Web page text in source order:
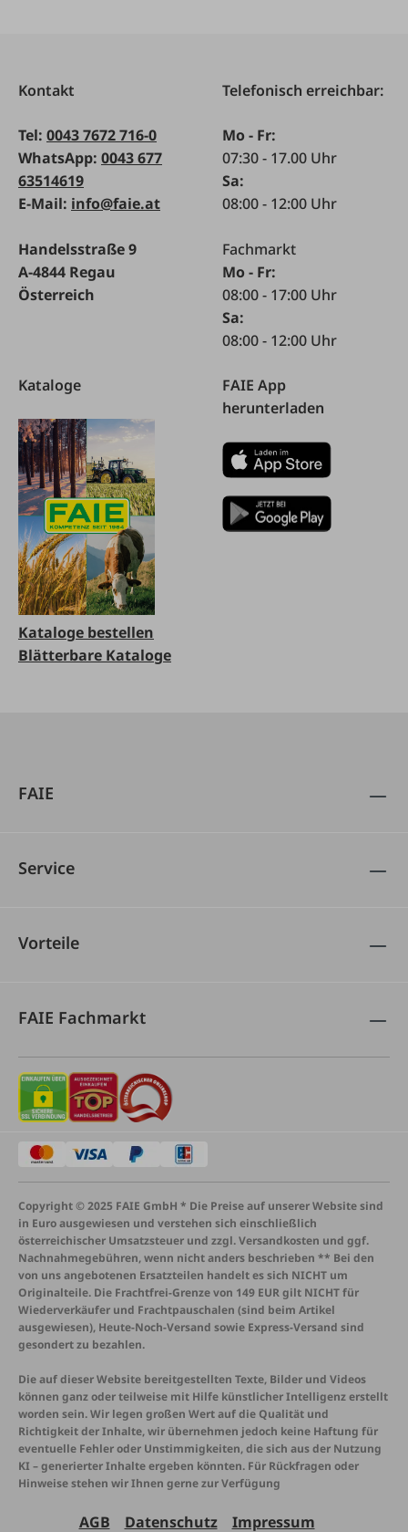
Kontakt
Tel: 0043 7672 716-0
WhatsApp: 0043 677
63514619
E-Mail: info@faie.at
Handelsstraße 9
A-4844 Regau
Österreich
Telefonisch erreichbar:
Mo - Fr:
07:30 - 17.00 Uhr
Sa:
08:00 - 12:00 Uhr
Fachmarkt
Mo - Fr:
08:00 - 17:00 Uhr
Sa:
08:00 - 12:00 Uhr
Kataloge
Kataloge bestellen
Blätterbare Kataloge
FAIE App
herunterladen
FAIE
Service
Vorteile
FAIE Fachmarkt
Copyright © 2025 FAIE GmbH * Die Preise auf unserer Website sind
in Euro ausgewiesen und verstehen sich einschließlich
österreichischer Umsatzsteuer und zzgl. Versandkosten und ggf.
Nachnahmegebühren, wenn nicht anders beschrieben ** Bei den
von uns angebotenen Ersatzteilen handelt es sich NICHT um
Originalteile. Die Frachtfrei-Grenze von 149 EUR gilt NICHT für
Wiederverkäufer und Frachtpauschalen (sind beim Artikel
ausgewiesen), Heute-Noch-Versand sowie Express-Versand sind
gesondert zu bezahlen.
Die auf dieser Website bereitgestellten Texte, Bilder und Videos
können ganz oder teilweise mit Hilfe künstlicher Intelligenz erstellt
worden sein. Wir legen großen Wert auf die Qualität und
Richtigkeit der Inhalte, wir übernehmen jedoch keine Haftung für
eventuelle Fehler oder Unstimmigkeiten, die sich aus der Nutzung
KI – generierter Inhalte ergeben könnten. Für Rückfragen oder
Hinweise stehen wir Ihnen gerne zur Verfügung
AGB Datenschutz Impressum